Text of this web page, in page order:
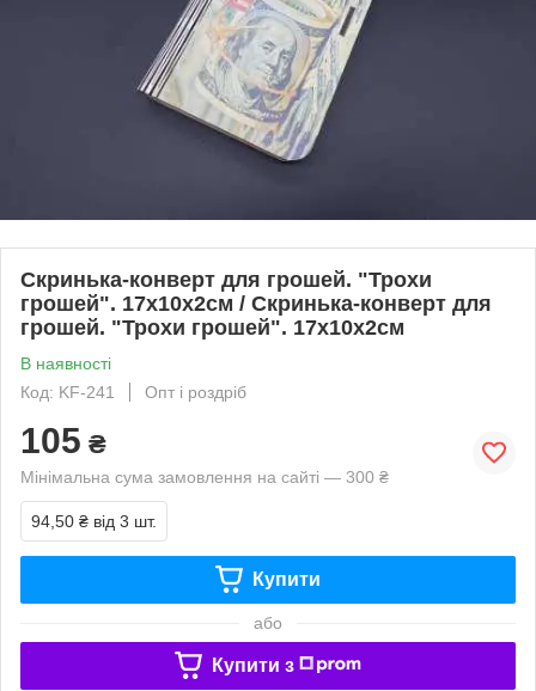
Скринька-конверт для грошей. "Трохи
грошей". 17х10х2см / Скринька-конверт для
грошей. "Трохи грошей". 17х10х2см
В наявності
Код: KF-241
Опт і роздріб
105 ₴
Мінімальна сума замовлення на сайті — 300 ₴
94,50 ₴ від 3 шт.
Купити
або
Купити з